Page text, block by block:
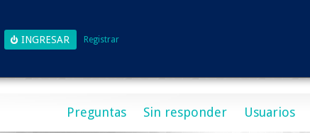
Registrar
Preguntas Sin responder Usuarios